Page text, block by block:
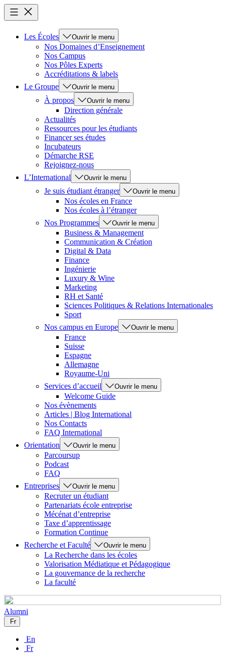
Les Écoles Ouvrir le menu
Nos Domaines d’Enseignement
Nos Campus
Nos Pôles Experts
Accréditations & labels
Le Groupe
Ouvrir le menu
À propos Ouvrir le menu
Direction générale
Actualités
Ressources pour les étudiants
Financer ses études
Incubateurs
Démarche RSE
Rejoignez-nous
L’International
Ouvrir le menu
Je suis étudiant étranger Ouvrir le menu
Nos écoles en France
Nos écoles à l’étranger
Nos Programmes
Ouvrir le menu
Business & Management
Communication & Création
Digital & Data
Finance
Ingénierie
Luxury & Wine
Marketing
RH et Santé
Sciences Politiques & Relations Internationales
Sport
Nos campus en Europe
Ouvrir le menu
France
Suisse
Espagne
Allemagne
Royaume-Uni
Services d’accueil
Ouvrir le menu
Welcome Guide
Nos évènements
Articles | Blog International
Nos Contacts
FAQ International
Orientation
Ouvrir le menu
Parcoursup
Podcast
FAQ
Entreprises
Ouvrir le menu
Recruter un étudiant
Partenariats école entreprise
Mécénat d’entreprise
Taxe d’apprentissage
Formation Continue
Recherche et Faculté
Ouvrir le menu
La Recherche dans les écoles
Valorisation Médiatique et Pédagogique
La gouvernance de la recherche
La faculté
Alumni
Fr
En
Fr